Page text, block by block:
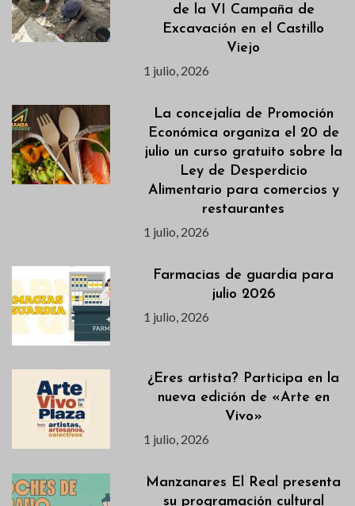
de la VI Campaña de
Excavación en el Castillo
Viejo
1 julio, 2026
La concejalía de Promoción
Económica organiza el 20 de
julio un curso gratuito sobre la
Ley de Desperdicio
Alimentario para comercios y
restaurantes
1 julio, 2026
Farmacias de guardia para
julio 2026
1 julio, 2026
¿Eres artista? Participa en la
nueva edición de «Arte en
Vivo»
1 julio, 2026
Manzanares El Real presenta
su programación cultural